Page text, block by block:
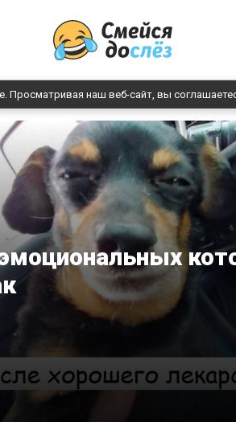
Просматривая наш веб-сайт, вы